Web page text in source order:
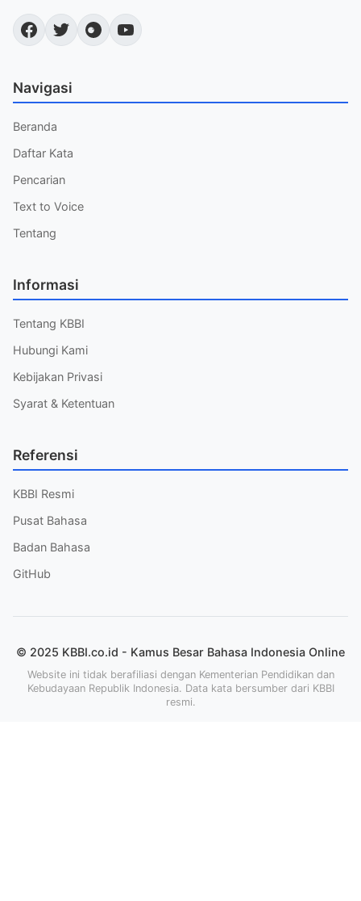
Navigasi
Beranda
Daftar Kata
Pencarian
Text to Voice
Tentang
Informasi
Tentang KBBI
Hubungi Kami
Kebijakan Privasi
Syarat & Ketentuan
Referensi
KBBI Resmi
Pusat Bahasa
Badan Bahasa
GitHub
© 2025 KBBI.co.id - Kamus Besar Bahasa Indonesia Online
Website ini tidak berafiliasi dengan Kementerian Pendidikan dan
Kebudayaan Republik Indonesia. Data kata bersumber dari KBBI
resmi.